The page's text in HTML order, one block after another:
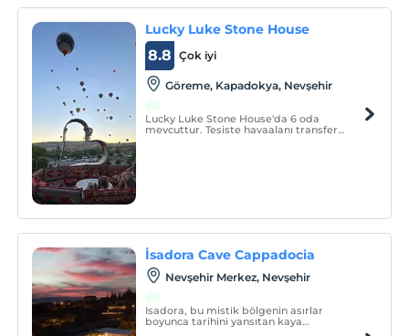
Lucky Luke Stone House
Çok iyi
8.8
Göreme, Kapadokya, Nevşehir
Lucky Luke Stone House'da 6 oda
mevcuttur. Tesiste havaalanı transfer
İsadora Cave Cappadocia
Nevşehir Merkez, Nevşehir
Isadora, bu mistik bölgenin asırlar
boyunca tarihini yansıtan kaya